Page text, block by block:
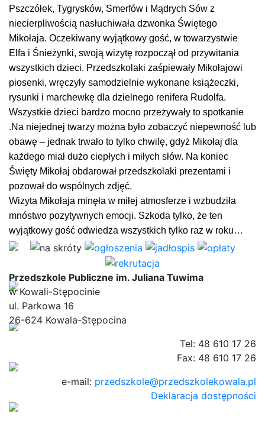
Pszczółek, Tygrysków, Smerfów i Mądrych Sów z
niecierpliwością nasłuchiwała dzwonka Świętego
Mikołaja. Oczekiwany wyjątkowy gość, w towarzystwie
Elfa i Śnieżynki, swoją wizytę rozpoczął od przywitania
wszystkich dzieci. Przedszkolaki zaśpiewały Mikołajowi
piosenki, wręczyły samodzielnie wykonane książeczki,
rysunki i marchewkę dla dzielnego renifera Rudolfa.
Wszystkie dzieci bardzo mocno przeżywały to spotkanie
.Na niejednej twarzy można było zobaczyć niepewność lub
obawę – jednak trwało to tylko chwilę, gdyż Mikołaj dla
każdego miał dużo ciepłych i miłych słów. Na koniec
Święty Mikołaj obdarował przedszkolaki prezentami i
pozował do wspólnych zdjęć.
Wizyta Mikołaja minęła w miłej atmosferze i wzbudziła
mnóstwo pozytywnych emocji. Szkoda tylko, że ten
wyjątkowy gość odwiedza wszystkich tylko raz w roku…
Przedszkole Publiczne im. Juliana Tuwima
w Kowali-Stępocinie
ul. Parkowa 16
26-624 Kowala-Stępocina
Tel: 48 610 17 26
Fax: 48 610 17 26
e-mail: przedszkole@przedszkolekowala.pl
Deklaracja dostępności